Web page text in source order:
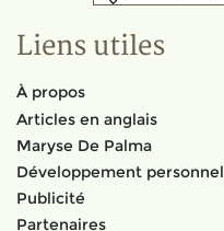
Liens utiles
À propos
Articles en anglais
Maryse De Palma
Développement personnel
Publicité
Partenaires